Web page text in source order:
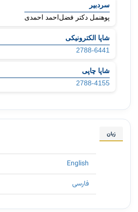
سردبیر
پوهنمل دکتر فضل‌احمد احمدی
شاپا الکترونیکی
2788-6441
شاپا چاپی
2788-4155
زبان
English
فارسی